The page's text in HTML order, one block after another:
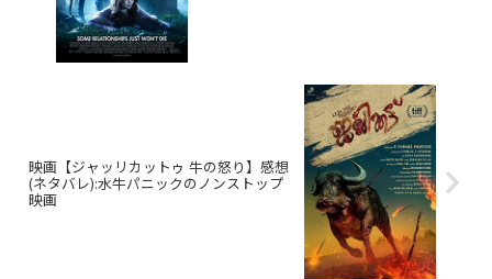
映画【ジャッリカットゥ 牛の怒り】感想
(ネタバレ):水牛パニックのノンストップ
映画